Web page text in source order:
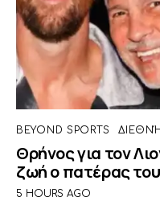
BEYOND SPORTS
Θρήνος για τον
ζωή ο πατέρας
5 HOURS AGO